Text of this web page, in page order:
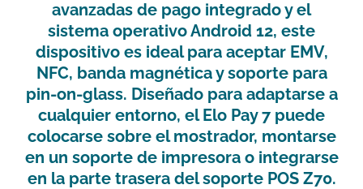
avanzadas de pago integrado y el
sistema operativo Android 12, este
dispositivo es ideal para aceptar EMV,
NFC, banda magnética y soporte para
pin-on-glass. Diseñado para adaptarse a
cualquier entorno, el Elo Pay 7 puede
colocarse sobre el mostrador, montarse
en un soporte de impresora o integrarse
en la parte trasera del soporte POS Z70.